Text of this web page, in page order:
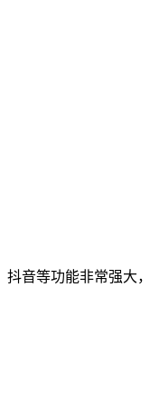
音等功能非常强大，